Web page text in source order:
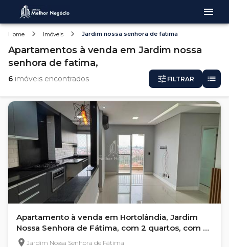
Home Imóveis Jardim nossa senhora de fatima
Apartamentos à venda em Jardim nossa
senhora de fatima,
6 imóveis encontrados FILTRAR
Apartamento à venda em Hortolândia, Jardim
Nossa Senhora de Fátima, com 2 quartos, com 57
m², GERAL
Jardim Nossa Senhora de Fátima